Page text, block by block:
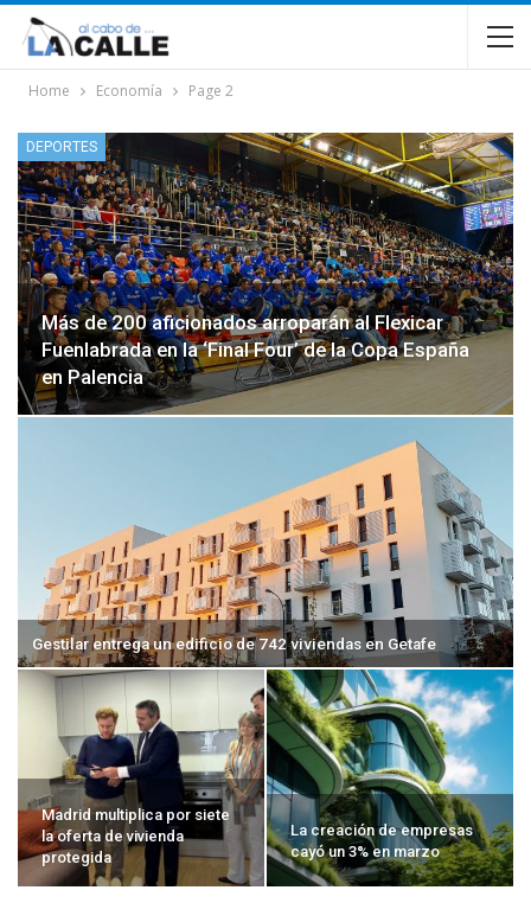
Home Economía Page 2
DEPORTES
Más de 200 aficionados arroparán al Flexicar
Fuenlabrada en la ‘Final Four’ de la Copa España
en Palencia
Gestilar entrega un edificio de 742 viviendas en Getafe
Madrid multiplica por siete
la oferta de vivienda
protegida
La creación de empresas
cayó un 3% en marzo